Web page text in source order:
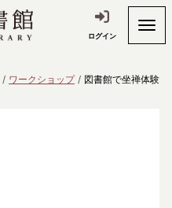
ログイン
ワークショップ 図書館で坐禅体験